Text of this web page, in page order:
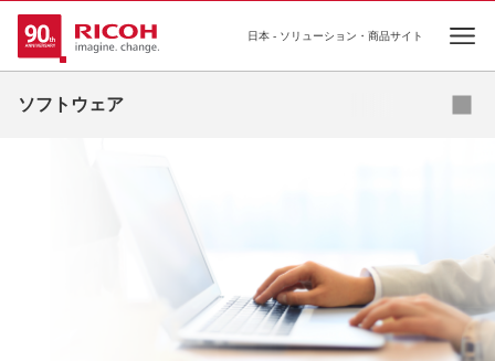
日本 - ソリューション・商品サイト
ソフトウェア
ドキュメント管理ソフトウェア